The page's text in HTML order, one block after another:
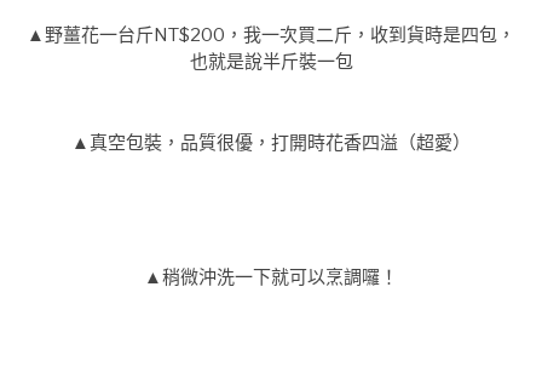
▲野薑花一台斤NT$200，我一次買二斤，收到貨時是四包，
也就是說半斤裝一包
▲真空包裝，品質很優，打開時花香四溢（超愛）
▲稍微沖洗一下就可以烹調囉！